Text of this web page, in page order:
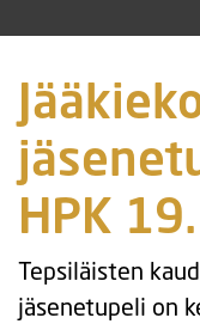
HPK
Tepsiläisten
jäsenetupeli on